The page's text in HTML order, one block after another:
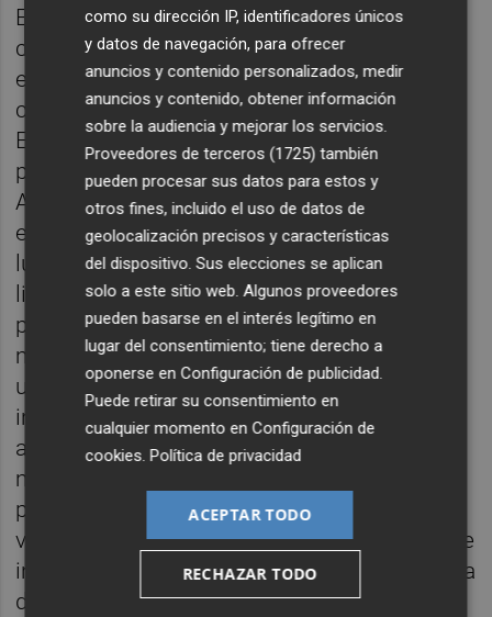
Es lógico que los liberales impulsaran la
creación de un sistema fiscal moderno. La
economía de mercado tal como la
conocemos hoy no surge al margen del
Estado sino que se ha hecho dominante
precisamente a través del Estado.
Antiguamente las relaciones de mercado
estaban muy limitadas a determinados
lugares, momentos, modos y personas. Los
liberales construyeron el Estado moderno
para que éste expandiera la economía de
mercado: acuñando una moneda nacional,
unificando pesos y medidas, financiando
infraestructuras para movilizar mercancías,
aprobando las normas del derecho
mercantil, salvaguardando los derechos de
propiedad, reclutando jueces y policías para
velar por todo ese entramado de relaciones e
instituciones, etc. Todo eso costaba y cuesta
dinero. Que la verborrea de los ultraliberales
como su dirección IP, identificadores únicos
y datos de navegación, para ofrecer
anuncios y contenido personalizados, medir
anuncios y contenido, obtener información
sobre la audiencia y mejorar los servicios.
Proveedores de terceros (1725) también
pueden procesar sus datos para estos y
otros fines, incluido el uso de datos de
geolocalización precisos y características
del dispositivo. Sus elecciones se aplican
solo a este sitio web. Algunos proveedores
pueden basarse en el interés legítimo en
lugar del consentimiento; tiene derecho a
oponerse enConfiguración de publicidad.
Puede retirar su consentimiento en
cualquier momento enConfiguración de
cookies.Política de privacidad
ACEPTAR TODO
RECHAZAR TODO